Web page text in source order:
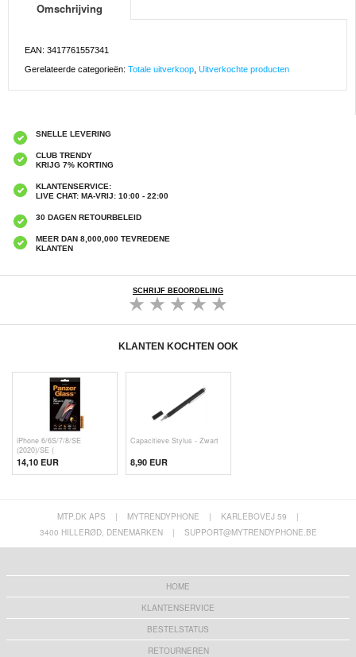
Omschrijving
EAN: 3417761557341
Gerelateerde categorieën: Totale uitverkoop Uitverkochte producten
SNELLE LEVERING
CLUB TRENDY
KRIJG 7% KORTING
KLANTENSERVICE:
LIVE CHAT: MA-VRIJ: 10:00 - 22:00
30 DAGEN RETOURBELEID
MEER DAN 8,000,000 TEVREDENE
KLANTEN
SCHRIJF BEOORDELING
KLANTEN KOCHTEN OOK
iPhone 6/6S/7/8/SE
(2020)/SE (
14,10 EUR
Capacitieve Stylus - Zwart
8,90 EUR
MTP.DK APS | MYTRENDYPHONE | KARLEBOVEJ 59
|
3400 HILLERØD, DENEMARKEN
| SUPPORT@MYTRENDYPHONE.BE
HOME
KLANTENSERVICE
BESTELSTATUS
RETOURNEREN